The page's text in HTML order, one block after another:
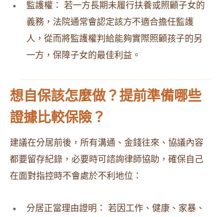
監護權： 若一方長期未履行扶養或照顧子女的
義務，法院通常會認定該方不適合擔任監護
人，從而將監護權判給能夠實際照顧孩子的另
一方，保障子女的最佳利益。
想自保該怎麼做？提前準備哪些
證據比較保險？
建議在分居前後，所有溝通、金錢往來、協議內容
都要留存紀錄，必要時可諮詢律師協助，確保自己
在面對指控時不會處於不利地位：
分居正當理由證明： 若因工作、健康、家暴、